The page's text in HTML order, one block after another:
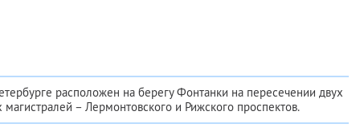
расположен на берегу Фонтанки на пересечении двух
– Лермонтовского и Рижского проспектов.